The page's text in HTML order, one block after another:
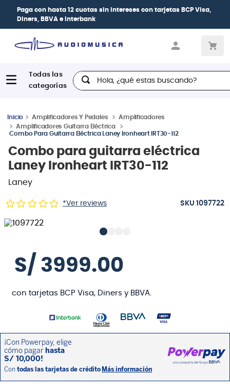
Paga con hasta 12 cuotas sin intereses con tarjetas BCP Visa,
Diners, BBVA e Interbank
Hola, ¿qué estas buscando?
Amplificadores Y Pedales
Amplificadores
Amplificadores Guitarra Eléctrica
Combo Para Guitarra Eléctrica Laney Ironheart IRT30-112
Combo para guitarra eléctrica
Laney Ironheart IRT30-112
Laney
*Ver reviews :1097722
S/ 3999.00
con tarjetas BCP Visa, Diners y BBVA.